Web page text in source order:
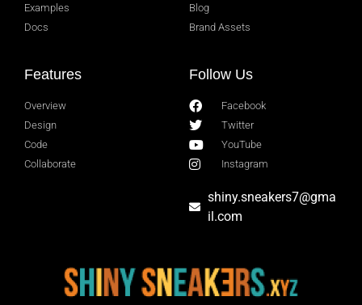
Examples
Docs
Blog
Brand Assets
Features
Overview
Design
Code
Collaborate
Follow Us
Facebook
Twitter
YouTube
Instagram
shiny.sneakers7@gma
il.com